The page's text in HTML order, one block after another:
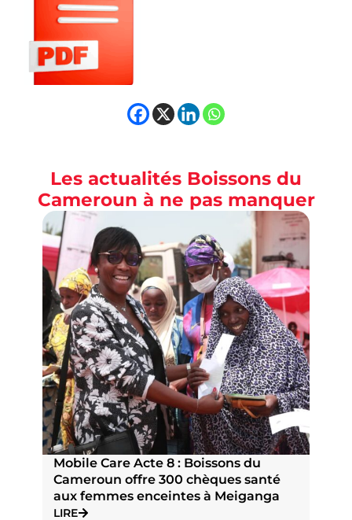
Les actualités Boissons du
Cameroun à ne pas manquer
Mobile Care Acte 8 : Boissons du
Cameroun offre 300 chèques santé
aux femmes enceintes à Meiganga
LIRE